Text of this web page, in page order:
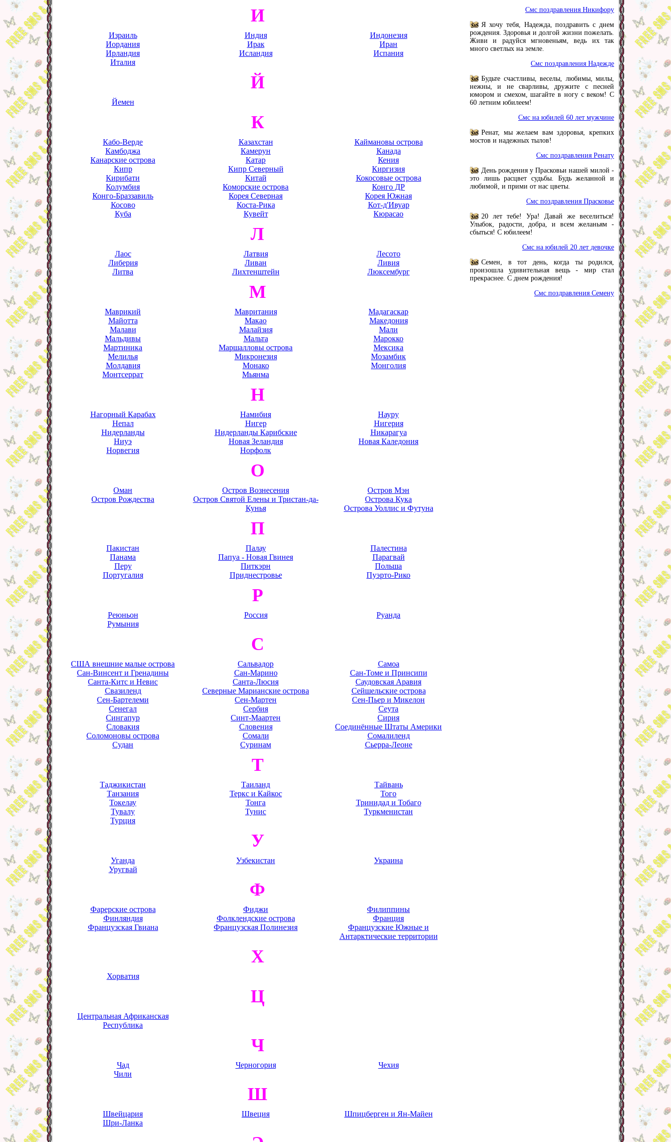
И
Израиль Индия
Индонезия
Иордания
Ирак
Иран
Ирландия
Исландия
Испания
Италия
Й
Йемен
К
Кабо-Верде Казахстан
Каймановы острова
Камбоджа
Камерун
Канада
Канарские острова
Катар
Кения
Кипр
Кипр Северный
Киргизия
Кирибати
Китай
Кокосовые острова
Колумбия
Коморские острова
Конго ДР
Конго-Браззавиль
Корея Северная
Корея Южная
Косово
Коста-Рика
Кот-д'Ивуар
Куба
Кувейт Кюрасао
Л
Лаос Латвия
Лесото
Либерия
Ливан
Ливия
Литва
Лихтенштейн Люксембург
М
Маврикий Мавритания
Мадагаскар
Майотта
Макао
Македония
Малави
Малайзия
Мали
Мальдивы
Мальта
Марокко
Мартиника
Маршалловы острова
Мексика
Мелилья
Микронезия
Мозамбик
Молдавия
Монако
Монголия
Монтсеррат
Мьянма
Н
Нагорный Карабах Намибия
Науру
Непал
Нигер
Нигерия
Нидерланды
Нидерланды Карибские
Никарагуа
Ниуэ
Новая Зеландия
Новая Каледония
Норвегия
Норфолк
О
Оман Остров Вознесения
Остров Мэн
Остров Рождества
Остров Святой Елены и Тристан-да-
Кунья
Острова Кука
Острова Уоллис и Футуна
П
Пакистан Палау
Палестина
Панама
Папуа - Новая Гвинея
Парагвай
Перу
Питкэрн
Польша
Португалия
Приднестровье Пуэрто-Рико
Р
Реюньон Россия
Руанда
Румыния
С
США внешние малые острова Сальвадор
Самоа
Сан-Винсент и Гренадины
Сан-Марино
Сан-Томе и Принсипи
Санта-Китс и Невис
Санта-Люсия
Саудовская Аравия
Свазиленд
Северные Марианские острова
Сейшельские острова
Сен-Бартелеми
Сен-Мартен
Сен-Пьер и Микелон
Сенегал
Сербия
Сеута
Сингапур
Синт-Маартен
Сирия
Словакия
Словения
Соединённые Штаты Америки
Соломоновы острова
Сомали
Сомалиленд
Судан
Суринам Сьерра-Леоне
Т
Таджикистан Таиланд
Тайвань
Танзания
Теркс и Кайкос
Того
Токелау
Тонга
Тринидад и Тобаго
Тувалу
Тунис
Туркменистан
Турция
У
Уганда Узбекистан
Украина
Уругвай
Ф
Фарерские острова Фиджи
Филиппины
Финляндия
Фолклендские острова
Франция
Французская Гвиана
Французская Полинезия
Французские Южные и
Антарктические территории
Х
Хорватия
Ц
Центральная Африканская
Республика
Ч
Чад Черногория
Чехия
Чили
Ш
Швейцария Швеция
Шпицберген и Ян-Майен
Шри-Ланка
Смс поздравления Никифору
Я хочу тебя, Надежда, поздравить с днем
рождения. Здоровья и долгой жизни пожелать.
Живи и радуйся мгновеньям, ведь их так
много светлых на земле.
Смс поздравления Надежде
Будьте счастливы, веселы, любимы, милы,
нежны, и не сварливы, дружите с песней
юмором и смехом, шагайте в ногу с веком! С
60 летним юбилеем!
Смс на юбилей 60 лет мужчине
Ренат, мы желаем вам здоровья, крепких
мостов и надежных тылов!
Смс поздравления Ренату
День рождения у Прасковьи нашей милой -
это лишь расцвет судьбы. Будь желанной и
любимой, и прими от нас цветы.
Смс поздравления Прасковье
20 лет тебе! Ура! Давай же веселиться!
Улыбок, радости, добра, и всем желаньям -
сбыться! С юбилеем!
Смс на юбилей 20 лет девочке
Семен, в тот день, когда ты родился,
произошла удивительная вещь - мир стал
прекраснее. С днем рождения!
Смс поздравления Семену